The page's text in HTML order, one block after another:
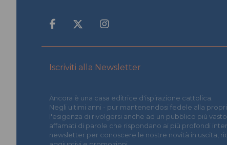
Iscriviti alla Newsletter
Àncora è una casa editrice d'ispirazione cattolica.
Negli ultimi anni - pur mantenendosi fedele alla
l'esigenza di rivolgersi anche ad un pubblico più
affamati di parole che rispondano ai più profondi
newsletter per conoscere le nostre novità in uscita,